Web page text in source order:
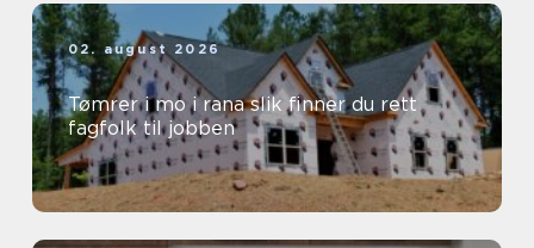
02. august 2026
Tømrer i mo i rana slik finner du rett
fagfolk til jobben